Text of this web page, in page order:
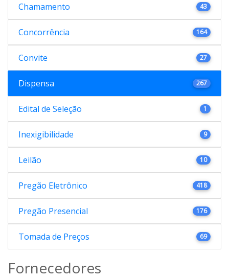
Chamamento 43
Concorrência 164
Convite 27
Dispensa 267
Edital de Seleção 1
Inexigibilidade 9
Leilão 10
Pregão Eletrônico 418
Pregão Presencial 176
Tomada de Preços 69
Fornecedores